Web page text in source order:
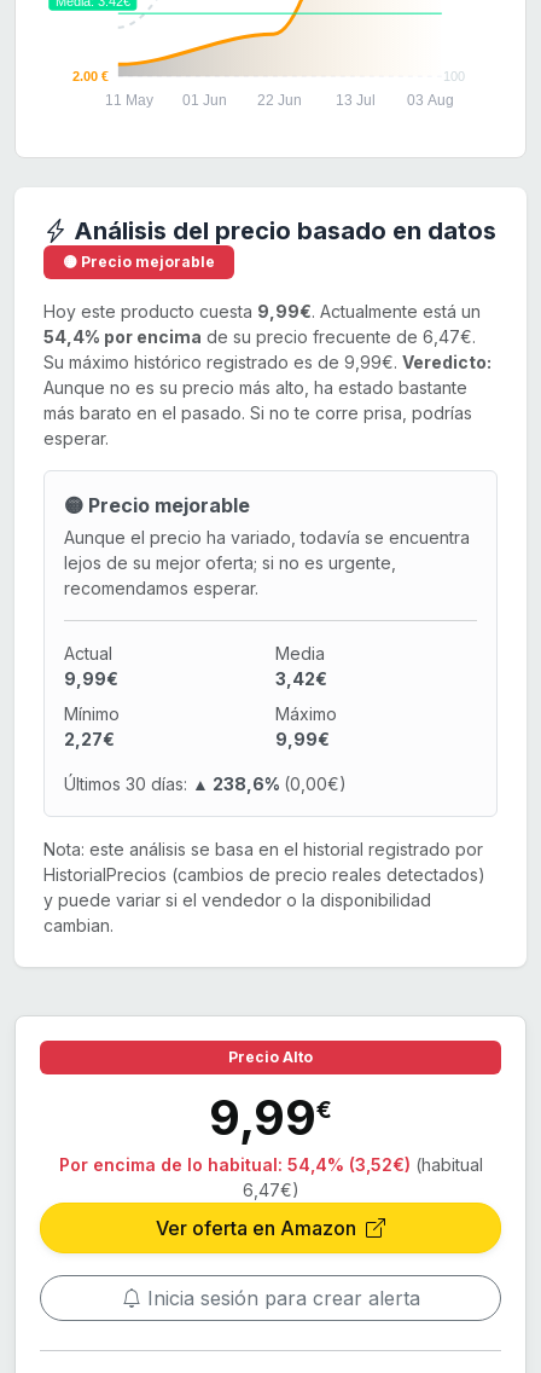
100
2.00 €
11 May 01 Jun 22 Jun 13 Jul 03 Aug
Análisis del precio basado en datos
🟡 Precio mejorable
Hoy este producto cuesta 9,99€. Actualmente está un
54,4% por encima de su precio frecuente de 6,47€.
Su máximo histórico registrado es de 9,99€. Veredicto:
Aunque no es su precio más alto, ha estado bastante
más barato en el pasado. Si no te corre prisa, podrías
esperar.
🟡 Precio mejorable
Aunque el precio ha variado, todavía se encuentra
lejos de su mejor oferta; si no es urgente,
recomendamos esperar.
Actual
9,99€
Media
3,42€
Mínimo
2,27€
Máximo
9,99€
Últimos 30 días: ▲ 238,6% (0,00€)
Nota: este análisis se basa en el historial registrado por
HistorialPrecios (cambios de precio reales detectados)
y puede variar si el vendedor o la disponibilidad
cambian.
Precio Alto
9,99€
Por encima de lo habitual: 54,4% (3,52€) (habitual
6,47€)
Ver oferta en Amazon
Inicia sesión para crear alerta